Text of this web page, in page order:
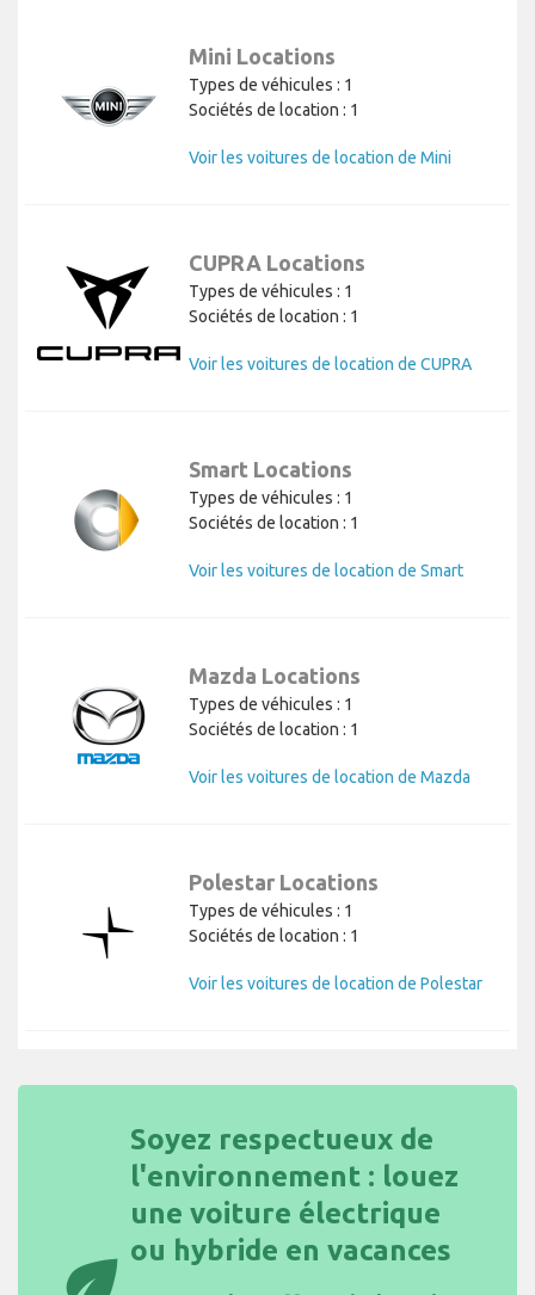
Mini Locations
Types de véhicules : 1
Sociétés de location : 1
Voir les voitures de location de Mini
CUPRA Locations
Types de véhicules : 1
Sociétés de location : 1
Voir les voitures de location de CUPRA
Smart Locations
Types de véhicules : 1
Sociétés de location : 1
Voir les voitures de location de Smart
Mazda Locations
Types de véhicules : 1
Sociétés de location : 1
Voir les voitures de location de Mazda
Polestar Locations
Types de véhicules : 1
Sociétés de location : 1
Voir les voitures de location de Polestar
Soyez respectueux de
l'environnement : louez
une voiture électrique
ou hybride en vacances